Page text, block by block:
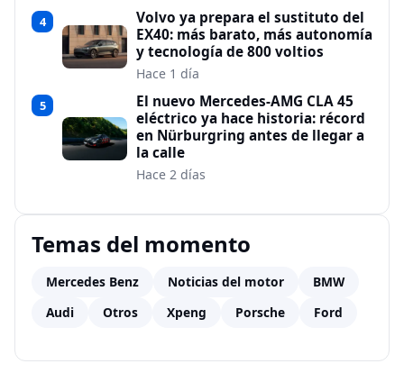
4
Volvo ya prepara el sustituto del
EX40: más barato, más autonomía
y tecnología de 800 voltios
Hace 1 día
5
El nuevo Mercedes-AMG CLA 45
eléctrico ya hace historia: récord
en Nürburgring antes de llegar a
la calle
Hace 2 días
Temas del momento
Mercedes Benz Noticias del motor
BMW
Audi
Otros Xpeng Porsche Ford